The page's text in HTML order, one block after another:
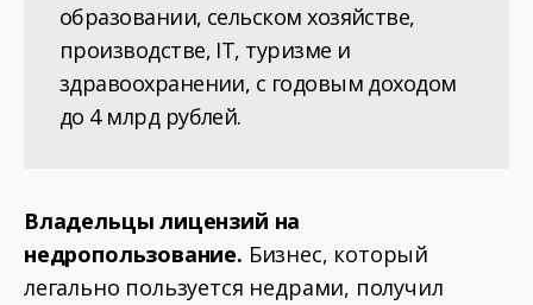
образовании, сельском хозяйстве,
производстве, IT, туризме и
здравоохранении, с годовым доходом
до 4 млрд рублей.
Владельцы лицензий на
недропользование. Бизнес, который
легально пользуется недрами, получил